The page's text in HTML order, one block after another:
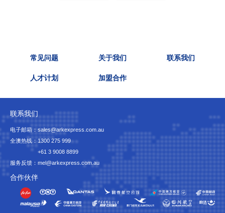
常见问题 关于我们 联系我们
人才计划 加盟合作
联系我们
电子邮箱：sales@arkexpress.com.au
全澳热线： 1300 275 999
+61 3 9008 8899
服务反馈：mel@arkexpress.com.au
合作伙伴